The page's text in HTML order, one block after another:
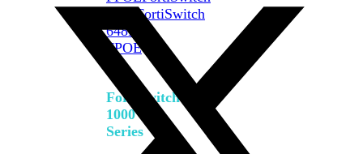
FortiSwitch
648F-
FPOE
FortiSwitch
1000
Series